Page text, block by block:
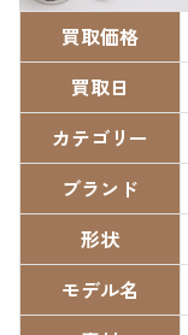
買取価格
買取日
カテゴリー
ブランド
形状
モデル名